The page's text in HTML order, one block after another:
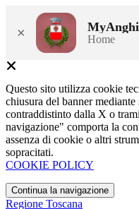
× Home
Questo sito utilizza cookie
chiusura del banner
contraddistinto dalla X o
navigazione" comporta la
assenza di cookie o altri
sopracitati.
COOKIE POLICY
Continua la navigazione
Regione Toscana